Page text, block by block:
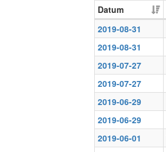
Datum
2019-08-31
2019-08-31
2019-07-27
2019-07-27
2019-06-29
2019-06-29
2019-06-01